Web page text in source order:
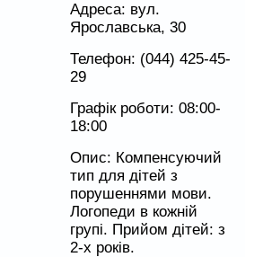
Адреса: вул.
Ярославська, 30
Телефон: (044) 425-45-
29
Графік роботи: 08:00-
18:00
Опис: Компенсуючий
тип для дітей з
порушеннями мови.
Логопеди в кожній
групі. Прийом дітей: з
2-х років.